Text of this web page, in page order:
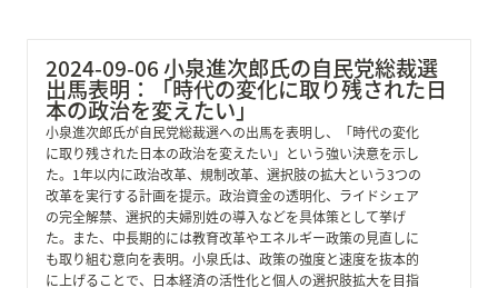
2024-09-06 小泉進次郎氏の自民党総裁選
出馬表明：「時代の変化に取り残された日
本の政治を変えたい」
小泉進次郎氏が自民党総裁選への出馬を表明し、「時代の変化
に取り残された日本の政治を変えたい」という強い決意を示し
た。1年以内に政治改革、規制改革、選択肢の拡大という3つの
改革を実行する計画を提示。政治資金の透明化、ライドシェア
の完全解禁、選択的夫婦別姓の導入などを具体策として挙げ
た。また、中長期的には教育改革やエネルギー政策の見直しに
も取り組む意向を表明。小泉氏は、政策の強度と速度を抜本的
に上げることで、日本経済の活性化と個人の選択肢拡大を目指